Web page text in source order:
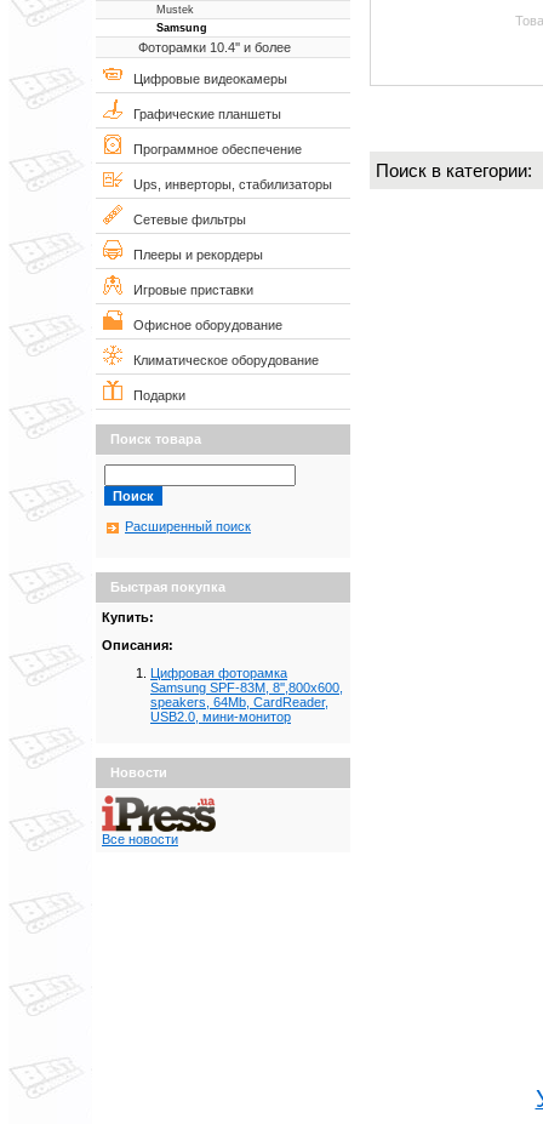
Mustek
Samsung
Фоторамки 10.4'' и более
Цифровые видеокамеры
Графические планшеты
Программное обеспечение
Ups, инверторы, стабилизаторы
Сетевые фильтры
Плееры и рекордеры
Игровые приставки
Офисное оборудование
Климатическое оборудование
Подарки
Поиск товара
Расширенный поиск
Быстрая покупка
Купить:
Описания:
Цифровая фоторамка
Samsung SPF-83M, 8'',800x600,
speakers, 64Mb, CardReader,
USB2.0, мини-монитор
Новости
Все новости
Поиск в